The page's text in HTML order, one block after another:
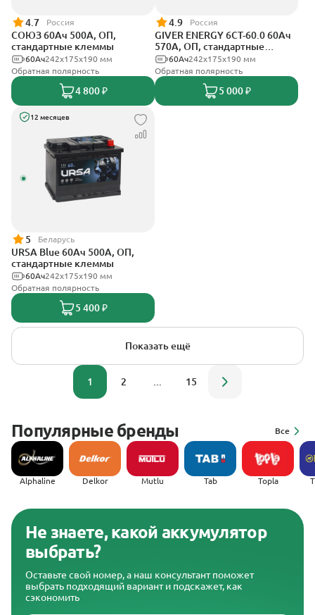
4.7 Россия
СОЮЗ 60Ач 500А, ОП,
стандартные клеммы
242x175x190 мм
60Ач
Обратная полярность
4 800 ₽
4.9 Россия
GIVER ENERGY 6СТ-60.0 60Ач
570А, ОП, стандартные
клеммы242х175х190 мм
60Ач
Обратная полярность
5 000 ₽
12 месяцев
5 Беларусь
URSA Blue 60Ач 500А, ОП,
стандартные клеммы
242х175х190 мм
60Ач
Обратная полярность
5 400 ₽
Показать ещё
1 2 15
Популярные бренды Все
Alphaline Delkor Mutlu Tab Topla
Не знаете, какой аккумулятор
выбрать?
Оставьте свой номер, а наш консультант поможет
выбрать подходящий вариант и подскажет, как
сэкономить